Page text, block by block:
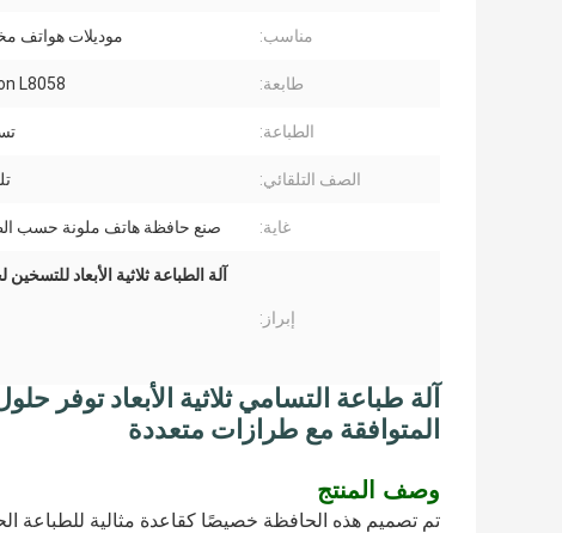
مناسب: موديلات هواتف
طابعة: L8058
الطباعة:
الصف التلقائي:
غاية: صنع حافظة هاتف ملونة حسب
إبراز:
آلة الطباعة ثلاثية الأبعاد
آلة طباعة التسامي ثلاثية الأبعاد توفر
المتوافقة مع طرازات متعددة
وصف المنتج
تم تصميم هذه الحافظة خصيصًا كقاعدة مثالية للطباعة